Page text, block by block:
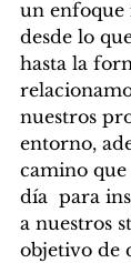
un enfoque
desde lo
hasta la
nuestros
entorno,
camino
día  para
a nuestros
objetivo de